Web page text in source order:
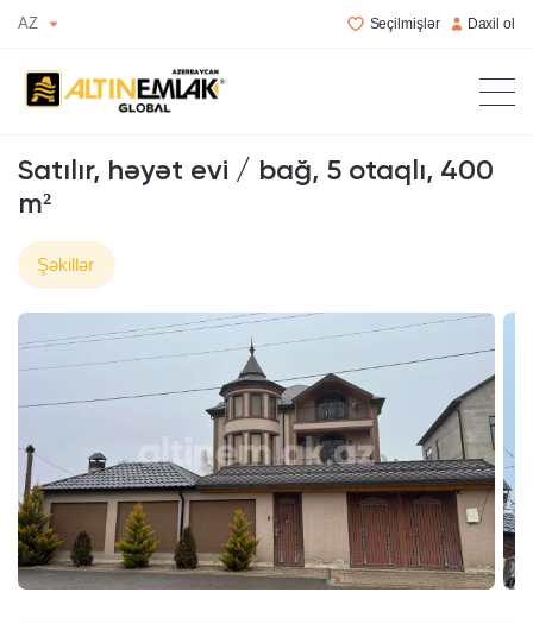
AZ Seçilmişlər Daxil ol
Satılır, həyət evi / bağ, 5 otaqlı, 400
m²
Şəkillər